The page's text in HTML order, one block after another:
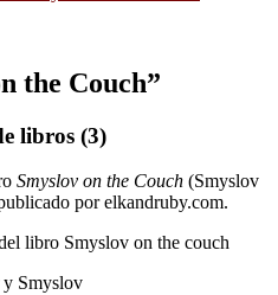
the Couch”
libros (3)
Smyslov on the Couch (Smyslov
por elkandruby.com.
y Smyslov